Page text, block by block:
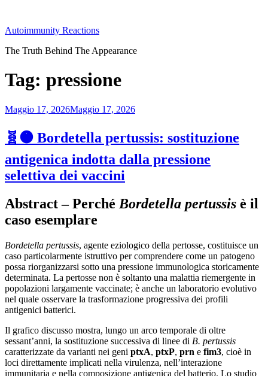
contenuto
Autoimmunity Reactions
The Truth Behind The Appearance
Tag: pressione
Pubblicato
Maggio 17, 2026Maggio 17, 2026
🧬🟠 Bordetella pertussis: sostituzione
antigenica indotta dalla pressione
selettiva dei vaccini
Abstract – Perché Bordetella pertussis è il
caso esemplare
Bordetella pertussis, agente eziologico della pertosse, costituisce un
caso particolarmente istruttivo per comprendere come un patogeno
possa riorganizzarsi sotto una pressione immunologica storicamente
determinata. La pertosse non è soltanto una malattia riemergente in
popolazioni largamente vaccinate; è anche un laboratorio evolutivo
nel quale osservare la trasformazione progressiva dei profili
antigenici batterici.
Il grafico discusso mostra, lungo un arco temporale di oltre
sessant’anni, la sostituzione successiva di linee di B. pertussis
caratterizzate da varianti nei geni ptxA, ptxP, prn e fim3, cioè in
loci direttamente implicati nella virulenza, nell’interazione
immunitaria e nella composizione antigenica del batterio. Lo studio